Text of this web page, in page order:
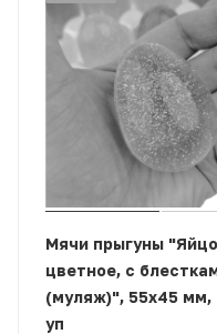
Мячи прыгуны "Яйцо
цветное, с
(муляж)", 55х45
уп